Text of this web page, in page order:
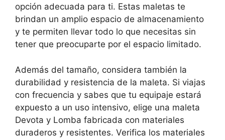
opción adecuada para ti. Estas maletas te
brindan un amplio espacio de almacenamiento
y te permiten llevar todo lo que necesitas sin
tener que preocuparte por el espacio limitado.
Además del tamaño, considera también la
durabilidad y resistencia de la maleta. Si viajas
con frecuencia y sabes que tu equipaje estará
expuesto a un uso intensivo, elige una maleta
Devota y Lomba fabricada con materiales
duraderos y resistentes. Verifica los materiales